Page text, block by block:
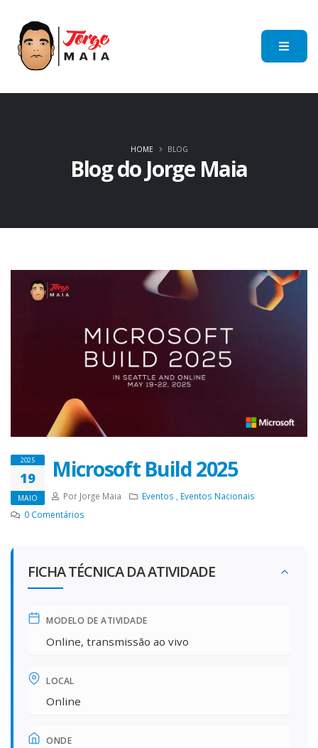
Blog do Jorge Maia
HOME BLOG
2025
19
MAIO
Microsoft Build 2025
Por Jorge Maia Eventos
Eventos Nacionais
0 Comentários
FICHA TÉCNICA DA ATIVIDADE
MODELO DE ATIVIDADE
Online, transmissão ao vivo
LOCAL
Online
ONDE